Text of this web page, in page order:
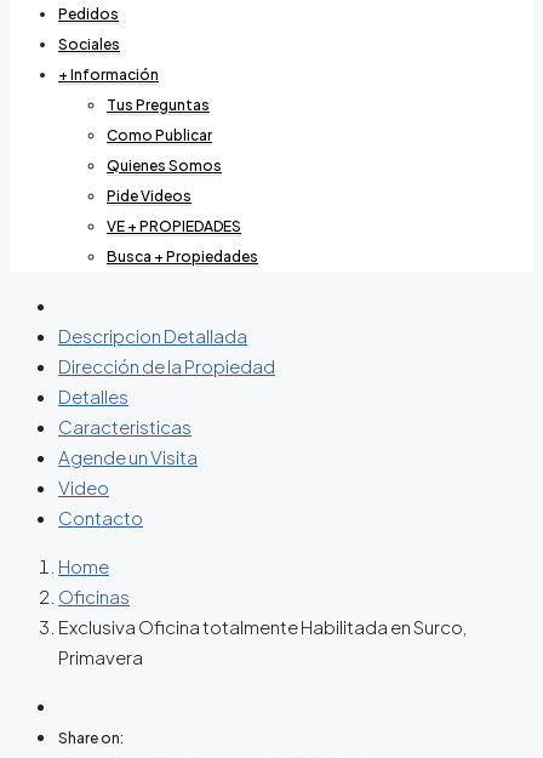
Pedidos
Sociales
+ Información
Tus Preguntas
Como Publicar
Quienes Somos
Pide Videos
VE + PROPIEDADES
Busca + Propiedades
Descripcion Detallada
Dirección de la Propiedad
Detalles
Caracteristicas
Agende un Visita
Video
Contacto
Home
Oficinas
Exclusiva Oficina totalmente Habilitada en Surco,
Primavera
Share on: